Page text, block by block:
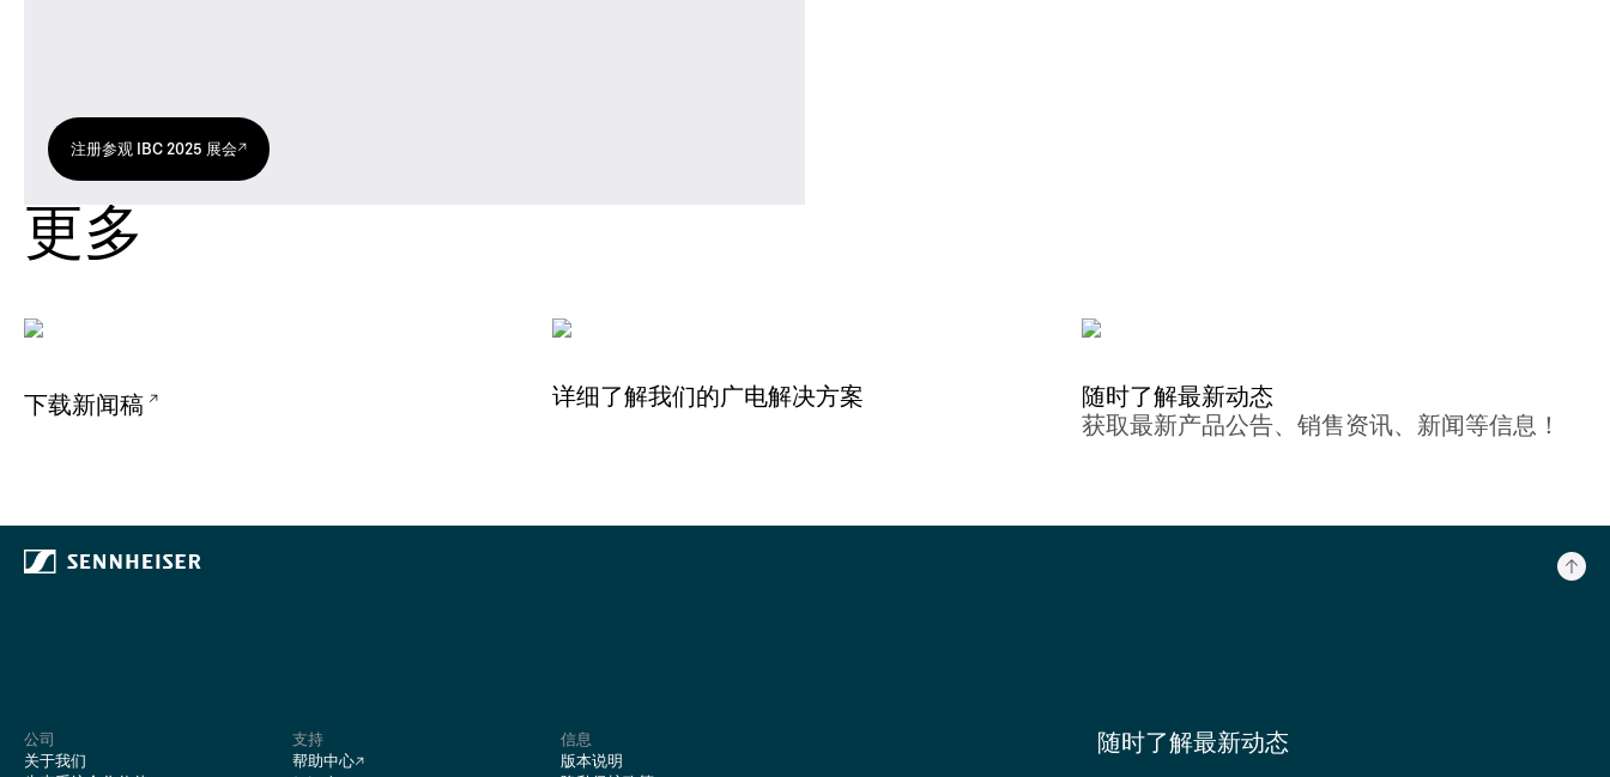
注册参观 IBC 2025 展会
更多
下载新闻稿 详细了解我们的广电解决方案
随时了解最新动态
获取最新产品公告、销售资讯、新闻等信息！
公司
关于我们
支持
帮助中心
信息
版本说明
随时了解最新动态